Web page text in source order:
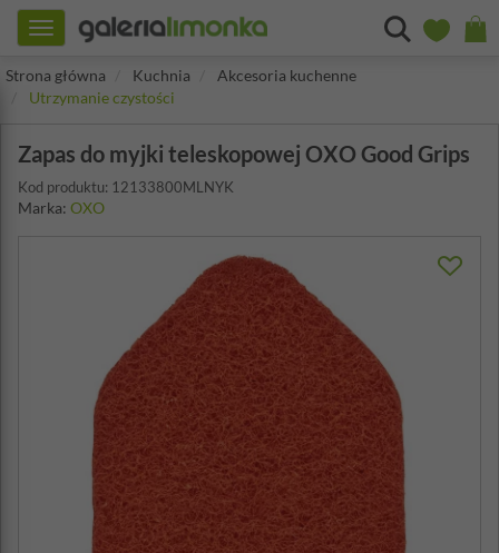
Toggle
navigation
Strona główna
Kuchnia
Akcesoria kuchenne
Utrzymanie czystości
Zapas do myjki teleskopowej OXO Good Grips
Kod produktu: 12133800MLNYK
Marka: OXO